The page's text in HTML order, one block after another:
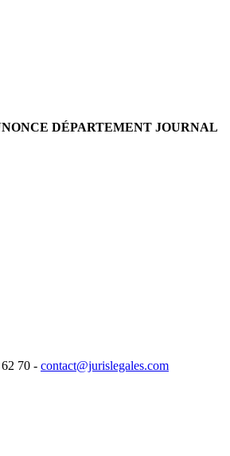
DÉPARTEMENT JOURNAL
70 - contact@jurislegales.com